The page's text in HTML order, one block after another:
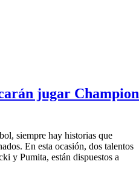
jugar
siempre hay historias que
En esta ocasión, dos talentos
y Pumita, están dispuestos a